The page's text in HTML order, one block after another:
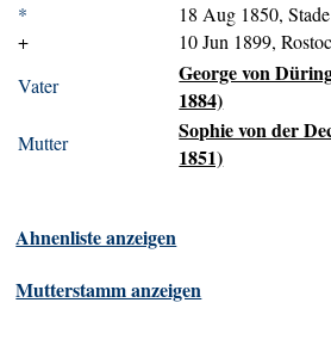
*
18 Aug 1850, Stade
+
10 Jun 1899,
Vater
George von
1884)
Mutter
Sophie von der
1851)
Ahnenliste anzeigen
Mutterstamm anzeigen